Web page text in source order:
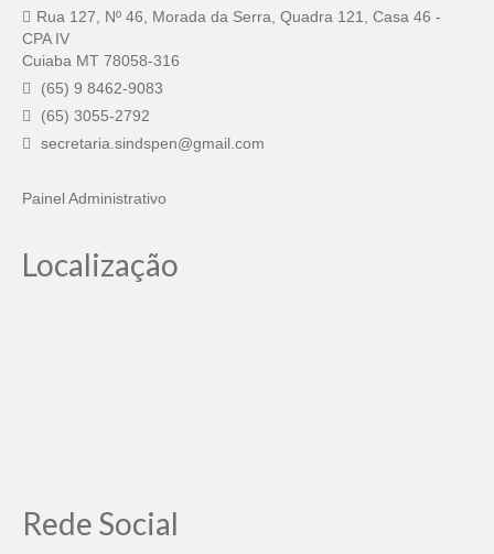
Rua 127, Nº 46, Morada da Serra, Quadra 121, Casa 46 -
CPA IV
Cuiaba MT 78058-316
(65) 9 8462-9083
(65) 3055-2792
secretaria.sindspen@gmail.com
Painel Administrativo
Localização
Rede Social